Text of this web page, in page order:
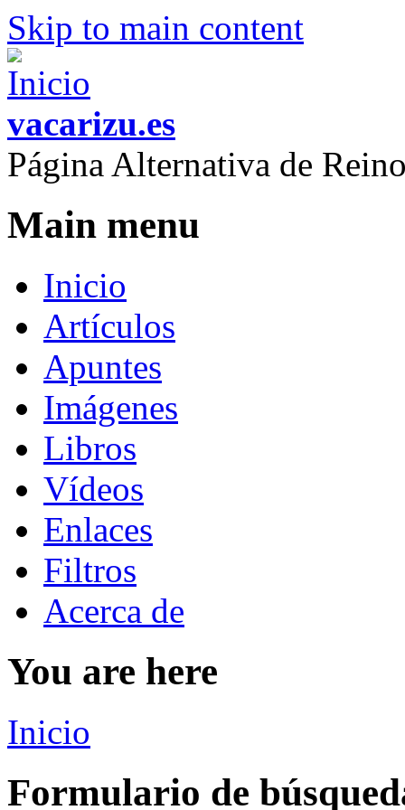
Skip to main content
vacarizu.es
Página Alternativa de
Main menu
Inicio
Artículos
Apuntes
Imágenes
Libros
Vídeos
Enlaces
Filtros
Acerca de
You are here
Inicio
Formulario de